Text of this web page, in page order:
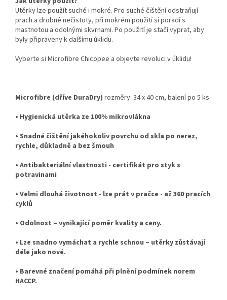
Utěrky lze použít suché i mokré. Pro suché čištění odstraňují
prach a drobné nečistoty, při mokrém použití si poradí s
mastnotou a odolnými skvrnami. Po použití je stačí vyprat, aby
byly připraveny k dalšímu úklidu.
Vyberte si Microfibre Chicopee a objevte revoluci v úklidu!
Microfibre (dříve DuraDry) rozměry: 34 x 40 cm, balení po 5 ks
• Hygienická utěrka ze 100% mikrovlákna
• Snadné čištění jakéhokoliv povrchu od skla po nerez,
rychle, důkladně a bez šmouh
• Antibakteriální vlastnosti - certifikát pro styk s
potravinami
• Velmi dlouhá životnost - lze prát v pračce - až 360 pracích
cyklů
• Odolnost – vynikající poměr kvality a ceny.
• Lze snadno vymáchat a rychle schnou – utěrky zůstávají
déle jako nové.
• Barevné značení pomáhá při plnění podmínek norem
HACCP.